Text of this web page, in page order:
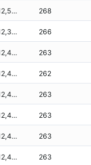
12,570 zł 268
12,340 zł 266
12,470 zł 263
12,490 zł 262
12,450 zł 263
12,440 zł 263
12,440 zł 263
12,440 zł 263